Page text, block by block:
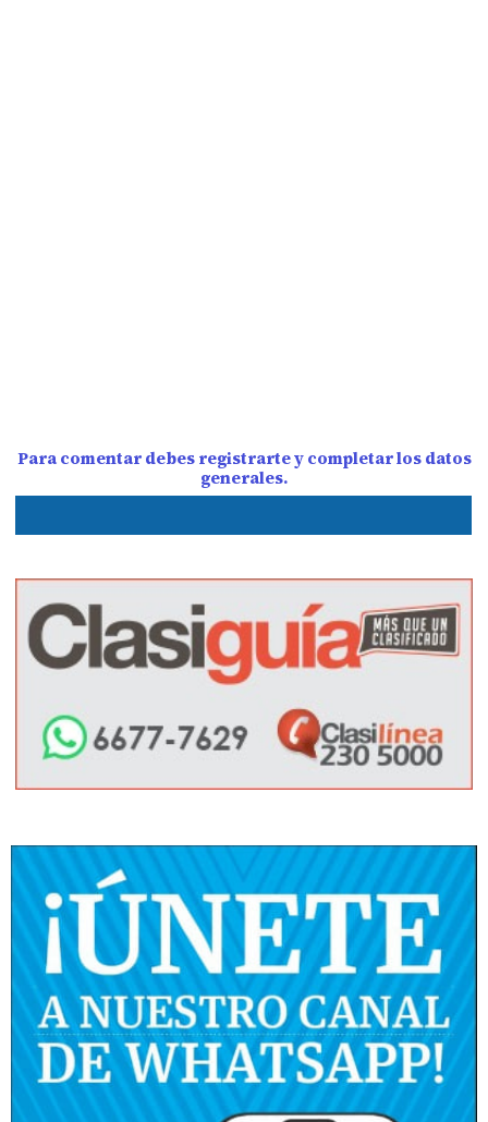
Para comentar debes registrarte y completar los datos
generales.